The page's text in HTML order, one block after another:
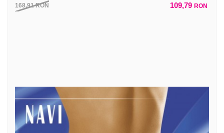
168,91RON 109,79 RON